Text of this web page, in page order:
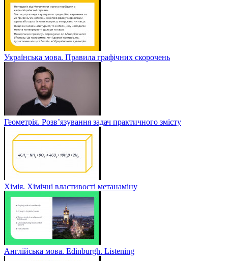
Українська мова. Правила графічних скорочень
Геометрія. Розв’язування задач практичного змісту
Хімія. Хімічні властивості метанаміну
Англійська мова. Edinburgh. Listening